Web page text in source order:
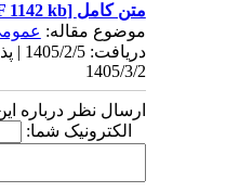
متن کامل[PDF 1142 kb]
موضوع مقاله:عمومى
1405/3/2
ارسال نظر درباره
الکترونیک شما: